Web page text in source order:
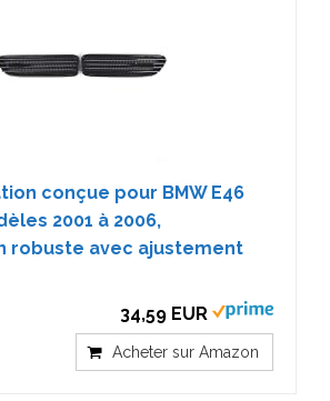
conçue pour BMW E46
2001 à 2006,
robuste avec ajustement
34,59 EUR
Acheter sur Amazon